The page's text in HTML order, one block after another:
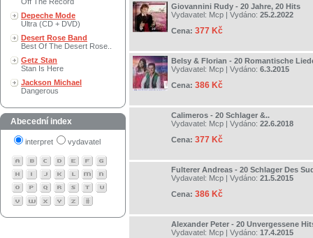
Depeche Mode
Ultra (CD + DVD)
Desert Rose Band
Best Of The Desert Rose..
Getz Stan
Stan Is Here
Jackson Michael
Dangerous
Abecední index
interpret vydavatel
Giovannini Rudy - 20 Jahre, 20 Hits
Vydavatel: Mcp | Vydáno: 25.2.2022
Cena: 377 Kč
Belsy & Florian - 20 Romantische
Vydavatel: Mcp | Vydáno: 6.3.2015
Cena: 386 Kč
Calimeros - 20 Schlager &..
Vydavatel: Mcp | Vydáno: 22.6.2018
Cena: 377 Kč
Fulterer Andreas - 20 Schlager Des
Vydavatel: Mcp | Vydáno: 21.5.2015
Cena: 386 Kč
Alexander Peter - 20 Unvergessene
Vydavatel: Mcp | Vydáno: 17.4.2015